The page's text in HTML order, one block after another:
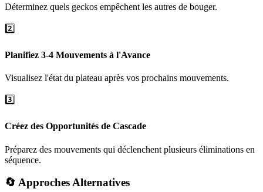
Déterminez quels geckos empêchent les autres de bouger.
2️⃣
Planifiez 3-4 Mouvements à l'Avance
Visualisez l'état du plateau après vos prochains mouvements.
3️⃣
Créez des Opportunités de Cascade
Préparez des mouvements qui déclenchent plusieurs éliminations en
séquence.
🔄 Approches Alternatives